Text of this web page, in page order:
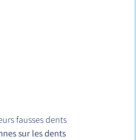
fausses dents
sur les dents